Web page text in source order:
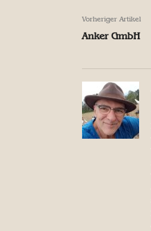
Vorheriger Artikel
Anker GmbH